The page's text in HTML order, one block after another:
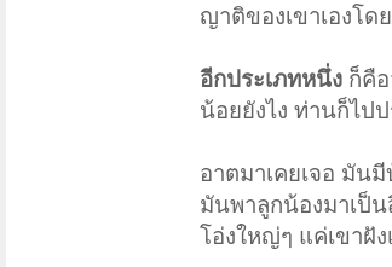
ญาติของเขาเองโด
อีกประเภทหนึ่ง ก็คือ
น้อยยังไง ท่านก็ไป
อาตมาเคยเจอ มัน
มันพาลูกน้องมาเป็น
โอ่งใหญ่ๆ แค่เขาฝั